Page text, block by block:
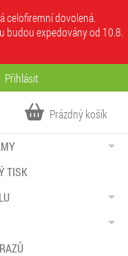
celofiremní dovolená.
budou expedovány od 10.8.
Přihlásit
Prázdný košík
TISK